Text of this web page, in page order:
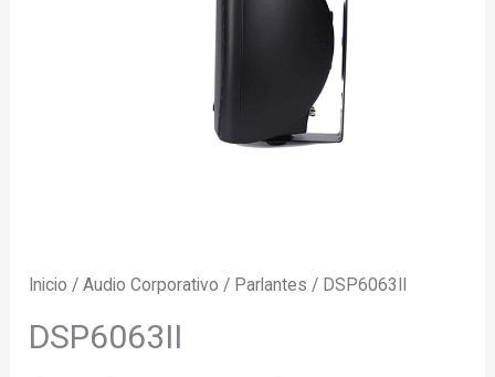
Inicio /Audio Corporativo / Parlantes / DSP6063II
DSP6063II